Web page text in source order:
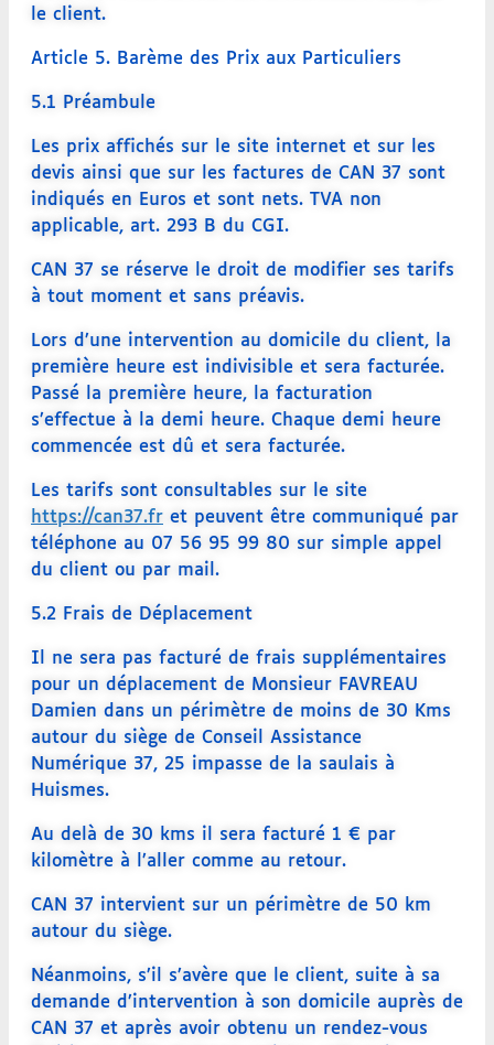
le client.
Article 5. Barème des Prix aux Particuliers
5.1 Préambule
Les prix affichés sur le site internet et sur les
devis ainsi que sur les factures de CAN 37 sont
indiqués en Euros et sont nets. TVA non
applicable, art. 293 B du CGI.
CAN 37 se réserve le droit de modifier ses tarifs
à tout moment et sans préavis.
Lors d’une intervention au domicile du client, la
première heure est indivisible et sera facturée.
Passé la première heure, la facturation
s’effectue à la demi heure. Chaque demi heure
commencée est dû et sera facturée.
Les tarifs sont consultables sur le site
https://can37.fr et peuvent être communiqué par
téléphone au 07 56 95 99 80 sur simple appel
du client ou par mail.
5.2 Frais de Déplacement
Il ne sera pas facturé de frais supplémentaires
pour un déplacement de Monsieur FAVREAU
Damien dans un périmètre de moins de 30 Kms
autour du siège de Conseil Assistance
Numérique 37, 25 impasse de la saulais à
Huismes.
Au delà de 30 kms il sera facturé 1 € par
kilomètre à l’aller comme au retour.
CAN 37 intervient sur un périmètre de 50 km
autour du siège.
Néanmoins, s’il s’avère que le client, suite à sa
demande d’intervention à son domicile auprès de
CAN 37 et après avoir obtenu un rendez-vous